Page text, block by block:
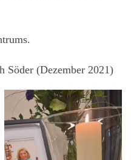
Söder (Dezember 2021)